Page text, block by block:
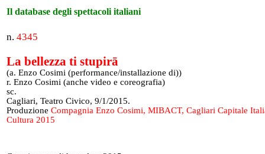
Il database degli spettacoli italiani
n. 4345
La bellezza ti stupirā
(a. Enzo Cosimi (performance/installazione di))
r. Enzo Cosimi (anche video e coreografia)
sc.
Cagliari, Teatro Civico, 9/1/2015.
Produzione Compagnia Enzo Cosimi, MIBACT, Cagliari Capitale
Cultura 2015